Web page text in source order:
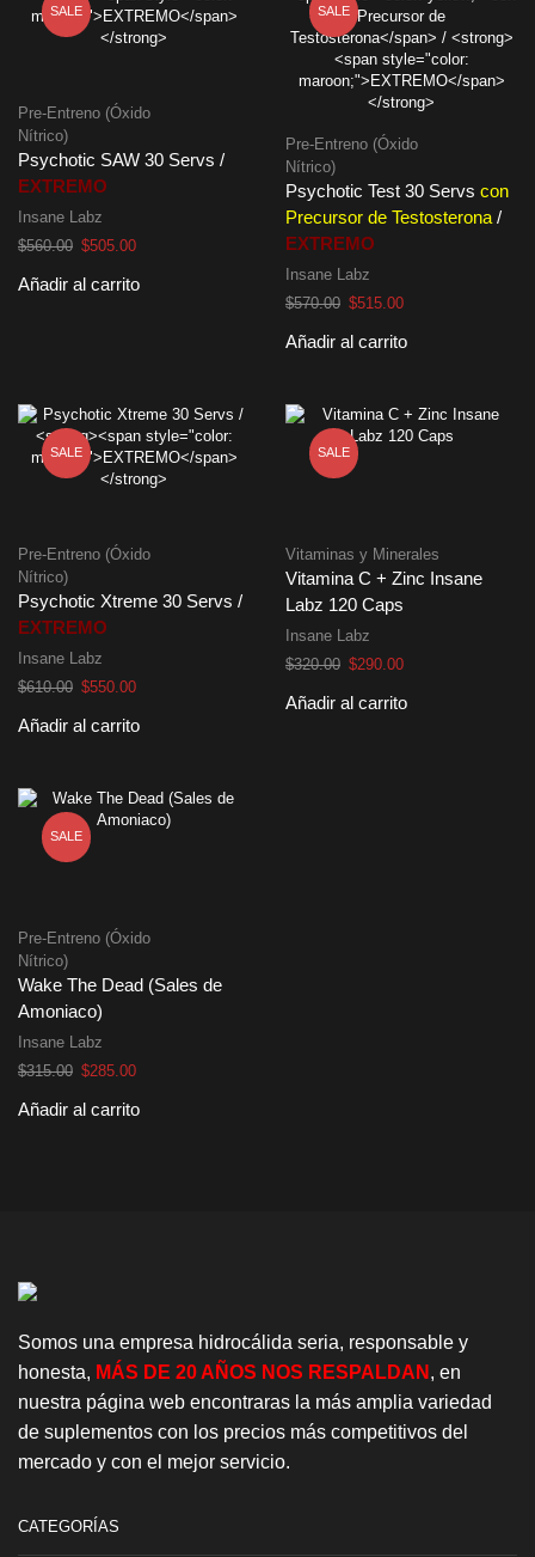
SALE
Pre-Entreno (Óxido
Nítrico)
Psychotic SAW 30 Servs /
EXTREMO
Insane Labz
$560.00 El
original
$505.00El
actual
Añadir al carrito
SALE
Pre-Entreno (Óxido
Nítrico)
Psychotic Test 30 Servs con
Precursor de Testosterona /
EXTREMO
Insane Labz
$570.00 El
original
$515.00El
actual
Añadir al carrito
SALE
Pre-Entreno (Óxido
Nítrico)
Psychotic Xtreme 30 Servs /
EXTREMO
Insane Labz
$610.00 El
original
$550.00El
actual
Añadir al carrito
SALE
Vitaminas y Minerales
Vitamina C + Zinc Insane
Labz 120 Caps
Insane Labz
$320.00 El
original
$290.00El
actual
Añadir al carrito
SALE
Pre-Entreno (Óxido
Nítrico)
Wake The Dead (Sales de
Amoniaco)
Insane Labz
$315.00 El
original
$285.00El
actual
Añadir al carrito
Somos una empresa hidrocálida seria, responsable y
honesta, MÁS DE 20 AÑOS NOS RESPALDAN , en
nuestra página web encontraras la más amplia variedad
de suplementos con los precios más competitivos del
mercado y con el mejor servicio.
CATEGORÍAS